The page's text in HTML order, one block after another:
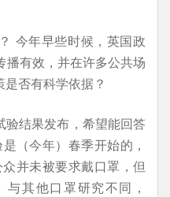
今年早些时候，英国政
播有效，并在许多公共场
否有科学依据？
验结果发布，希望能回答
（今年）春季开始的，
并未被要求戴口罩，但
其他口罩研究不同，